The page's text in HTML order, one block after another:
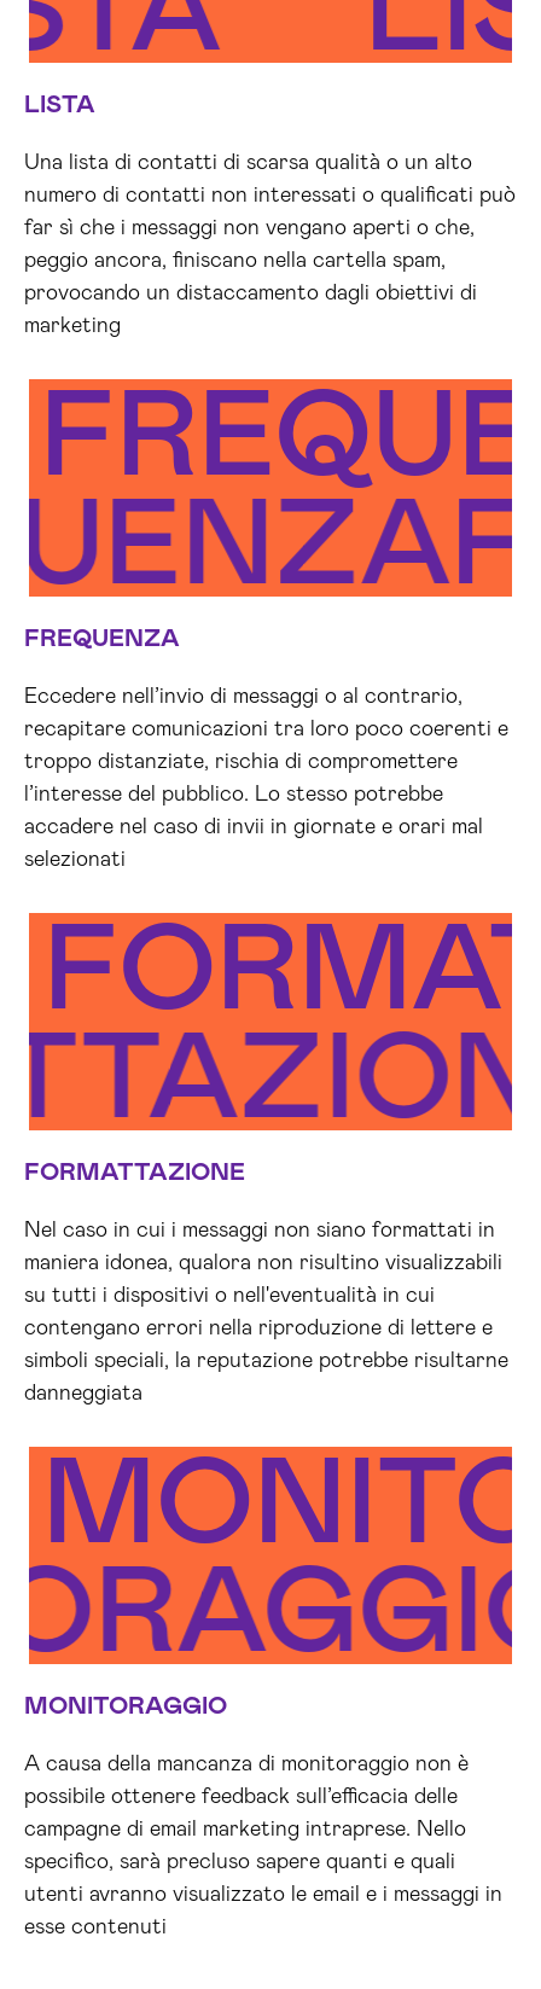
LISTA
Una lista di contatti di scarsa qualità o un alto
numero di contatti non interessati o qualificati può
far sì che i messaggi non vengano aperti o che,
peggio ancora, finiscano nella cartella spam,
provocando un distaccamento dagli obiettivi di
marketing
FREQUENZA
Eccedere nell’invio di messaggi o al contrario,
recapitare comunicazioni tra loro poco coerenti e
troppo distanziate, rischia di compromettere
l’interesse del pubblico. Lo stesso potrebbe
accadere nel caso di invii in giornate e orari mal
selezionati
FORMATTAZIONE
Nel caso in cui i messaggi non siano formattati in
maniera idonea, qualora non risultino visualizzabili
su tutti i dispositivi o nell'eventualità in cui
contengano errori nella riproduzione di lettere e
simboli speciali, la reputazione potrebbe risultarne
danneggiata
MONITORAGGIO
A causa della mancanza di monitoraggio non è
possibile ottenere feedback sull’efficacia delle
campagne di email marketing intraprese. Nello
specifico, sarà precluso sapere quanti e quali
utenti avranno visualizzato le email e i messaggi in
esse contenuti